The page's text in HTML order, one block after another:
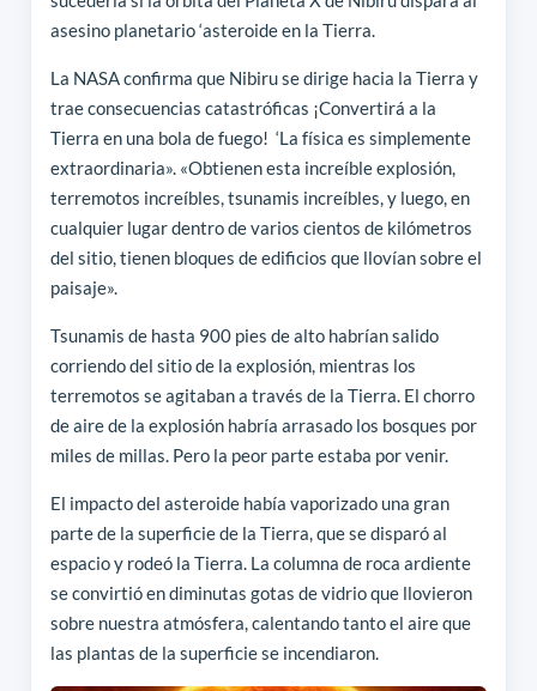
asesino planetario ‘asteroide en la Tierra.
La NASA confirma que Nibiru se dirige hacia la Tierra y
trae consecuencias catastróficas ¡Convertirá a la
Tierra en una bola de fuego! ‘La física es simplemente
extraordinaria». «Obtienen esta increíble explosión,
terremotos increíbles, tsunamis increíbles, y luego, en
cualquier lugar dentro de varios cientos de kilómetros
del sitio, tienen bloques de edificios que llovían sobre el
paisaje».
Tsunamis de hasta 900 pies de alto habrían salido
corriendo del sitio de la explosión, mientras los
terremotos se agitaban a través de la Tierra. El chorro
de aire de la explosión habría arrasado los bosques por
miles de millas. Pero la peor parte estaba por venir.
El impacto del asteroide había vaporizado una gran
parte de la superficie de la Tierra, que se disparó al
espacio y rodeó la Tierra. La columna de roca ardiente
se convirtió en diminutas gotas de vidrio que llovieron
sobre nuestra atmósfera, calentando tanto el aire que
las plantas de la superficie se incendiaron.